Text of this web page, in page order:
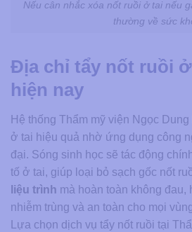
Nếu cân nhắc xóa nốt ruồi ở tai nếu
thường về sức
Địa chỉ tẩy nốt ruồi
hiện nay
Hệ thống Thẩm mỹ viện Ngọc
ở tai hiệu quả nhờ ứng dụng công
đại. Sóng sinh học sẽ tác động
tố ở tai, giúp loại bỏ sạch gốc nốt
liệu trình mà hoàn toàn không đau,
nhiễm trùng và an toàn cho mọi
Lựa chọn dịch vụ tẩy nốt ruồi tại